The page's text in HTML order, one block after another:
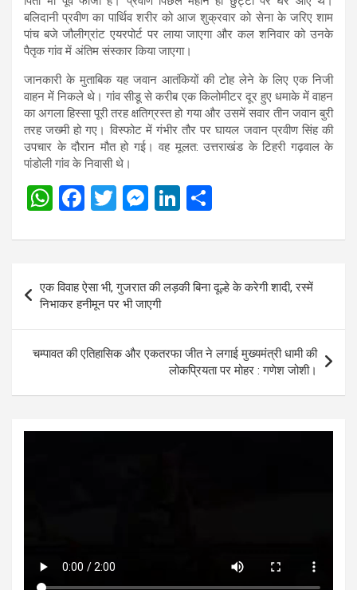
बलिदानी प्रवीण का पार्थिव शरीर को आज शुक्रवार को सेना के जरिए शाम
पांच बजे जौलीग्रांट एयरपोर्ट पर लाया जाएगा और कल शनिवार को उनके
पैतृक गांव में अंतिम संस्कार किया जाएगा।
जानकारी के मुताबिक यह जवान आतंकियों की टोह लेने के लिए एक निजी
वाहन में निकले थे। गांव सीडू से करीब एक किलोमीटर दूर हुए धमाके में वाहन
का अगला हिस्सा पूरी तरह क्षतिग्रस्त हो गया और उसमें सवार तीन जवान बुरी
तरह जख्मी हो गए। विस्फोट में गंभीर तौर पर घायल जवान प्रवीण सिंह की
उपचार के दौरान मौत हो गई। वह मूलत: उत्तराखंड के टिहरी गढ़वाल के
पांडोली गांव के निवासी थे।
W
at
s
A
p
p
F
ce
b
o
o
k
T
tt
M
se
n
g
er
Li
ke
dI
n
ar
navigation
एक विवाह ऐसा भी, गुजरात की लड़की बिना दूल्हे के करेगी शादी, रस्में
निभाकर हनीमून पर भी जाएगी
चम्पावत की एतिहासिक और एकतरफा जीत ने लगाई मुख्यमंत्री धामी की
लोकप्रियता पर मोहर : गणेश जोशी।